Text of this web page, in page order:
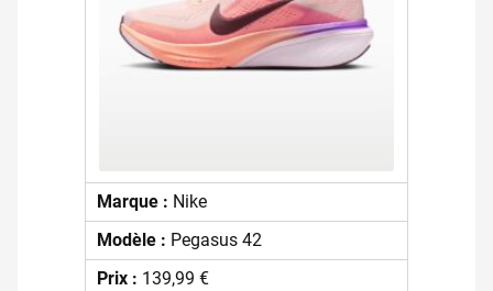
Marque : Nike
Modèle : Pegasus 42
Prix : 139,99 €